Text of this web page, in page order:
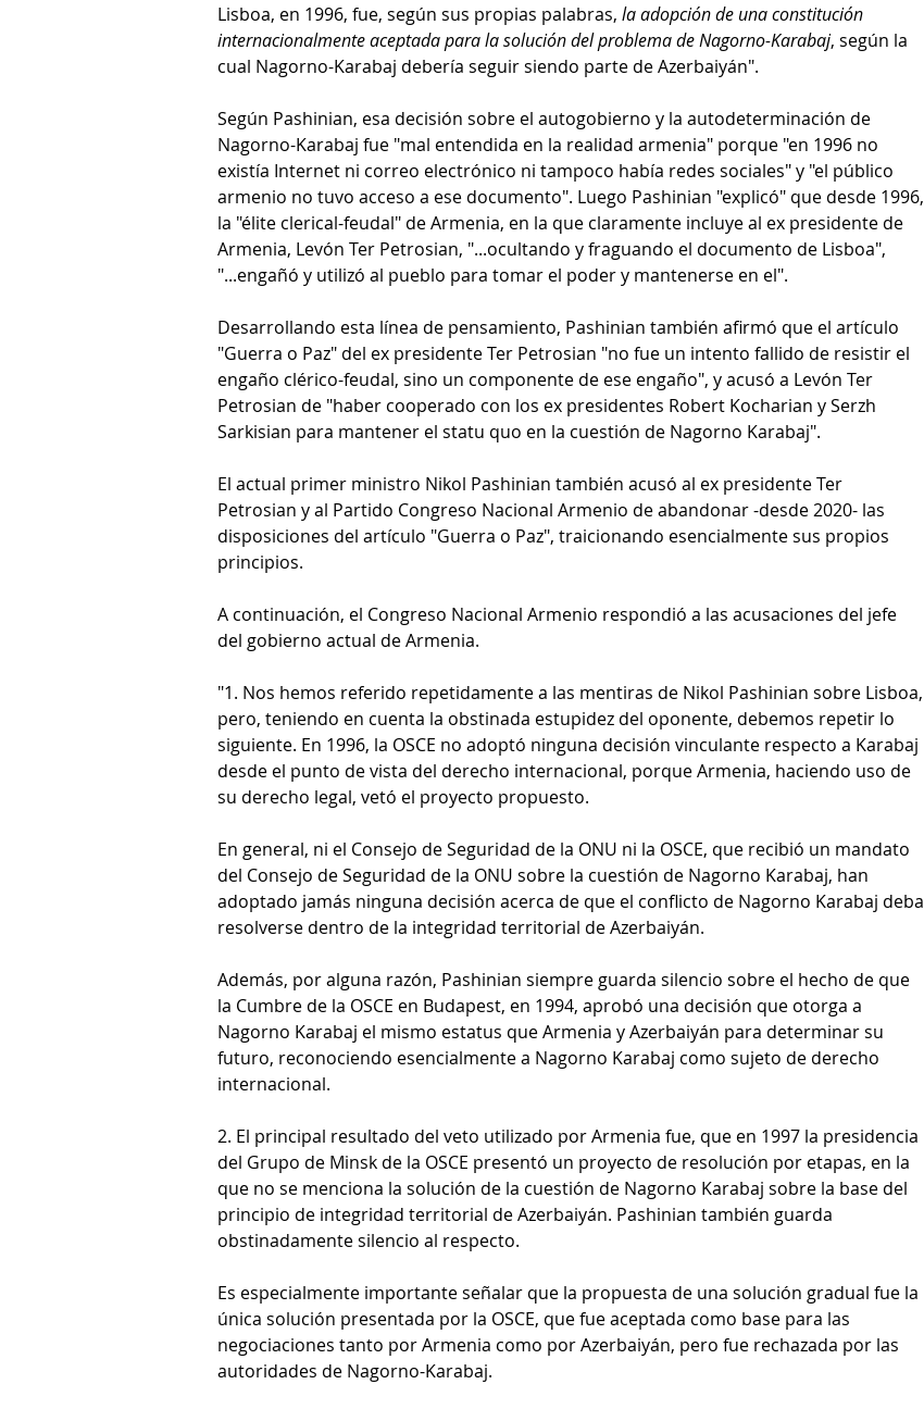
Lisboa, en 1996, fue, según sus propias palabras, la adopción de una constitución
internacionalmente aceptada para la solución del problema de Nagorno-Karabaj, según la
cual Nagorno-Karabaj debería seguir siendo parte de Azerbaiyán".
Según Pashinian, esa decisión sobre el autogobierno y la autodeterminación de
Nagorno-Karabaj fue "mal entendida en la realidad armenia" porque "en 1996 no
existía Internet ni correo electrónico ni tampoco había redes sociales" y "el público
armenio no tuvo acceso a ese documento". Luego Pashinian "explicó" que desde 1996,
la "élite clerical-feudal" de Armenia, en la que claramente incluye al ex presidente de
Armenia, Levón Ter Petrosian, "...ocultando y fraguando el documento de Lisboa",
"...engañó y utilizó al pueblo para tomar el poder y mantenerse en el".
Desarrollando esta línea de pensamiento, Pashinian también afirmó que el artículo
"Guerra o Paz" del ex presidente Ter Petrosian "no fue un intento fallido de resistir el
engaño clérico-feudal, sino un componente de ese engaño", y acusó a Levón Ter
Petrosian de "haber cooperado con los ex presidentes Robert Kocharian y Serzh
Sarkisian para mantener el statu quo en la cuestión de Nagorno Karabaj".
El actual primer ministro Nikol Pashinian también acusó al ex presidente Ter
Petrosian y al Partido Congreso Nacional Armenio de abandonar -desde 2020- las
disposiciones del artículo "Guerra o Paz", traicionando esencialmente sus propios
principios.
A continuación, el Congreso Nacional Armenio respondió a las acusaciones del jefe
del gobierno actual de Armenia.
"1. Nos hemos referido repetidamente a las mentiras de Nikol Pashinian sobre Lisboa,
pero, teniendo en cuenta la obstinada estupidez del oponente, debemos repetir lo
siguiente. En 1996, la OSCE no adoptó ninguna decisión vinculante respecto a Karabaj
desde el punto de vista del derecho internacional, porque Armenia, haciendo uso de
su derecho legal, vetó el proyecto propuesto.
En general, ni el Consejo de Seguridad de la ONU ni la OSCE, que recibió un mandato
del Consejo de Seguridad de la ONU sobre la cuestión de Nagorno Karabaj, han
adoptado jamás ninguna decisión acerca de que el conflicto de Nagorno Karabaj deba
resolverse dentro de la integridad territorial de Azerbaiyán.
Además, por alguna razón, Pashinian siempre guarda silencio sobre el hecho de que
la Cumbre de la OSCE en Budapest, en 1994, aprobó una decisión que otorga a
Nagorno Karabaj el mismo estatus que Armenia y Azerbaiyán para determinar su
futuro, reconociendo esencialmente a Nagorno Karabaj como sujeto de derecho
internacional.
2. El principal resultado del veto utilizado por Armenia fue, que en 1997 la presidencia
del Grupo de Minsk de la OSCE presentó un proyecto de resolución por etapas, en la
que no se menciona la solución de la cuestión de Nagorno Karabaj sobre la base del
principio de integridad territorial de Azerbaiyán. Pashinian también guarda
obstinadamente silencio al respecto.
Es especialmente importante señalar que la propuesta de una solución gradual fue la
única solución presentada por la OSCE, que fue aceptada como base para las
negociaciones tanto por Armenia como por Azerbaiyán, pero fue rechazada por las
autoridades de Nagorno-Karabaj.